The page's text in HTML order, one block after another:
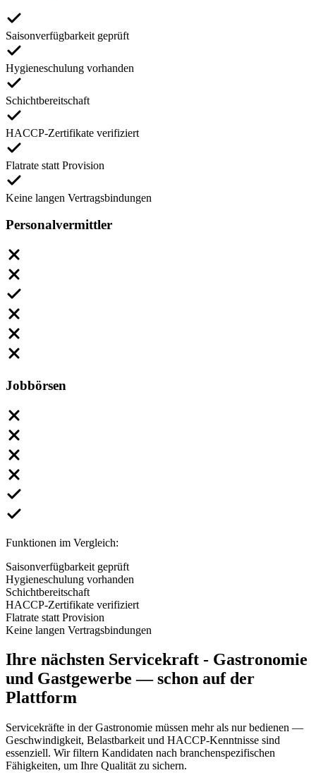
Saisonverfügbarkeit geprüft
Hygieneschulung vorhanden
Schichtbereitschaft
HACCP-Zertifikate verifiziert
Flatrate statt Provision
Keine langen Vertragsbindungen
Personalvermittler
Jobbörsen
Funktionen im Vergleich:
Saisonverfügbarkeit geprüft
Hygieneschulung vorhanden
Schichtbereitschaft
HACCP-Zertifikate verifiziert
Flatrate statt Provision
Keine langen Vertragsbindungen
Ihre nächsten Servicekraft - Gastronomie
und Gastgewerbe — schon auf der
Plattform
Servicekräfte in der Gastronomie müssen mehr als nur bedienen —
Geschwindigkeit, Belastbarkeit und HACCP-Kenntnisse sind
essenziell. Wir filtern Kandidaten nach branchenspezifischen
Fähigkeiten, um Ihre Qualität zu sichern.